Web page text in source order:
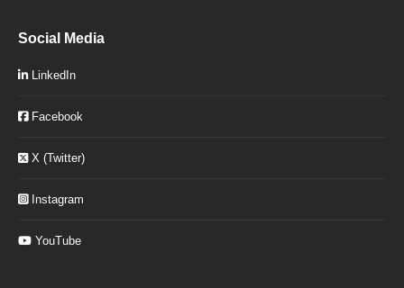
Social Media
LinkedIn
Facebook
X (Twitter)
Instagram
YouTube